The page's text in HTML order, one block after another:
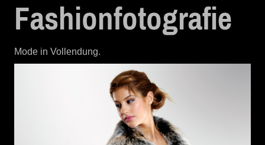
Fashionfotografie
Mode in Vollendung.